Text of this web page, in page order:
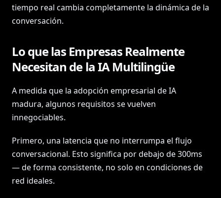
tiempo real cambia completamente la dinámica de la
conversación.
Lo que las Empresas Realmente
Necesitan de la IA Multilingüe
A medida que la adopción empresarial de IA
madura, algunos requisitos se vuelven
innegociables.
Primero, una latencia que no interrumpa el flujo
conversacional. Esto significa por debajo de 300ms
— de forma consistente, no solo en condiciones de
red ideales.